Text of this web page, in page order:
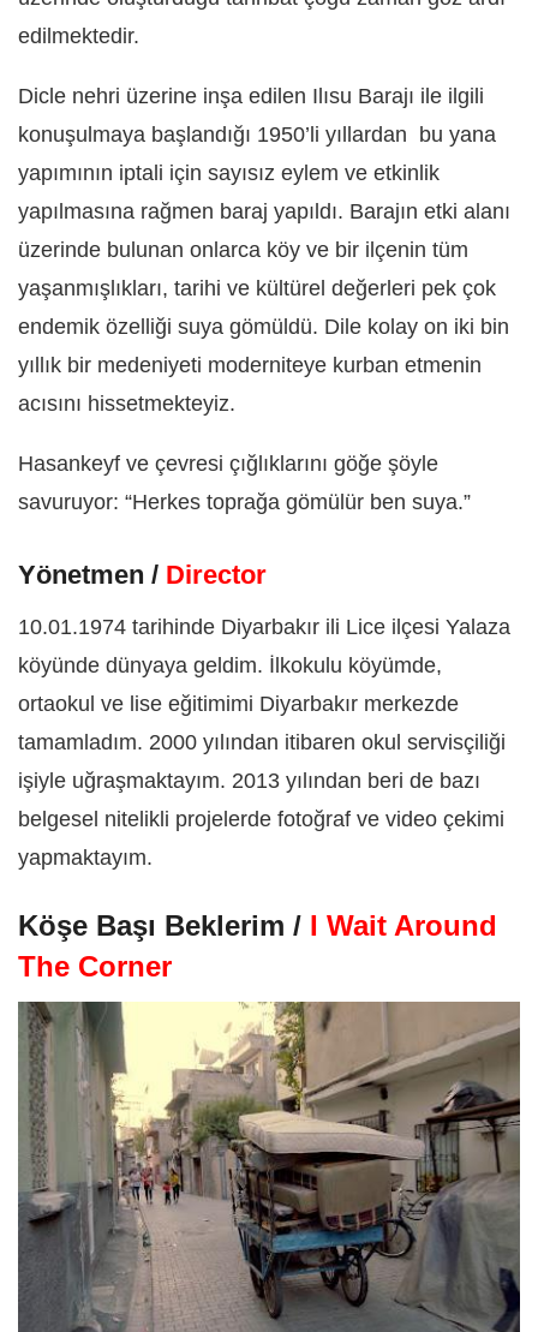
edilmektedir.
Dicle nehri üzerine inşa edilen Ilısu Barajı ile ilgili
konuşulmaya başlandığı 1950’li yıllardan
bu yana
yapımının iptali için sayısız eylem ve etkinlik
yapılmasına rağmen baraj yapıldı. Barajın etki alanı
üzerinde bulunan onlarca köy ve bir ilçenin tüm
yaşanmışlıkları, tarihi ve kültürel değerleri pek çok
endemik özelliği suya gömüldü. Dile kolay on iki bin
yıllık bir medeniyeti moderniteye kurban etmenin
acısını hissetmekteyiz.
Hasankeyf ve çevresi çığlıklarını göğe şöyle
savuruyor: “Herkes toprağa gömülür ben suya.”
Yönetmen / Director
10.01.1974 tarihinde Diyarbakır ili Lice ilçesi Yalaza
köyünde dünyaya geldim. İlkokulu köyümde,
ortaokul ve lise eğitimimi Diyarbakır merkezde
tamamladım. 2000 yılından itibaren okul servisçiliği
işiyle uğraşmaktayım. 2013 yılından beri de bazı
belgesel nitelikli projelerde fotoğraf ve video çekimi
yapmaktayım.
Köşe Başı Beklerim / I Wait Around
The Corner